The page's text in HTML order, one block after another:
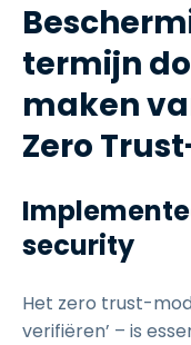
termijn
maken
Zero
security
Het zero trust-
verifiëren’ – is